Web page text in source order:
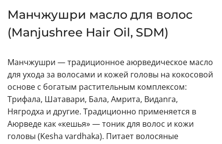
Манчжушри масло для волос
(Manjushree Hair Oil, SDM)
Манчжушри — традиционное аюрведическое масло
для ухода за волосами и кожей головы на кокосовой
основе с богатым растительным комплексом:
Трифала, Шатавари, Бала, Амрита, Видаnга,
Нягродха и другие. Традиционно применяется в
Аюрведе как «кешья» — тоник для волос и кожи
головы (Kesha vardhaka). Питает волосяные